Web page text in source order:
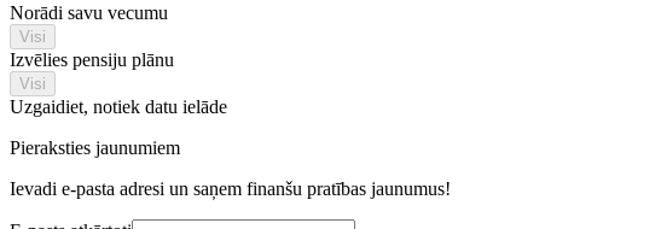
Norādi savu vecumu
Visi
Izvēlies pensiju plānu
Visi
Uzgaidiet, notiek datu ielāde
Pieraksties jaunumiem
Ievadi e-pasta adresi un saņem finanšu pratības jaunumus!